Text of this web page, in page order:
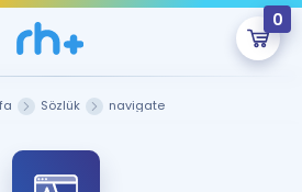
0
Şu An Boş.
Sözlük navigate